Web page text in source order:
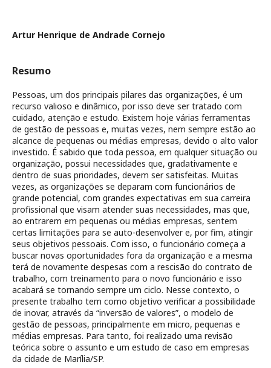
Artur Henrique de Andrade Cornejo
Resumo
Pessoas, um dos principais pilares das organizações, é um
recurso valioso e dinâmico, por isso deve ser tratado com
cuidado, atenção e estudo. Existem hoje várias ferramentas
de gestão de pessoas e, muitas vezes, nem sempre estão ao
alcance de pequenas ou médias empresas, devido o alto valor
investido. É sabido que toda pessoa, em qualquer situação ou
organização, possui necessidades que, gradativamente e
dentro de suas prioridades, devem ser satisfeitas. Muitas
vezes, as organizações se deparam com funcionários de
grande potencial, com grandes expectativas em sua carreira
profissional que visam atender suas necessidades, mas que,
ao entrarem em pequenas ou médias empresas, sentem
certas limitações para se auto-desenvolver e, por fim, atingir
seus objetivos pessoais. Com isso, o funcionário começa a
buscar novas oportunidades fora da organização e a mesma
terá de novamente despesas com a rescisão do contrato de
trabalho, com treinamento para o novo funcionário e isso
acabará se tornando sempre um ciclo. Nesse contexto, o
presente trabalho tem como objetivo verificar a possibilidade
de inovar, através da “inversão de valores”, o modelo de
gestão de pessoas, principalmente em micro, pequenas e
médias empresas. Para tanto, foi realizado uma revisão
teórica sobre o assunto e um estudo de caso em empresas
da cidade de Marília/SP.